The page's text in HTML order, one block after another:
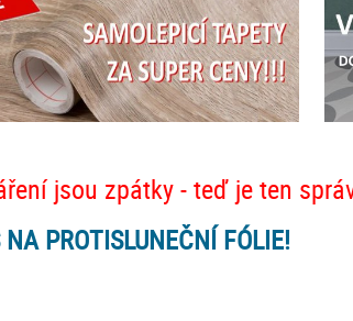
jsou zpátky - teď je ten
PROTISLUNEČNÍ FÓLIE!